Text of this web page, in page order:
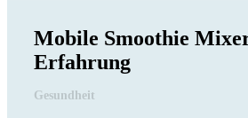
Mobile Smoothie
Erfahrung
Gesundheit